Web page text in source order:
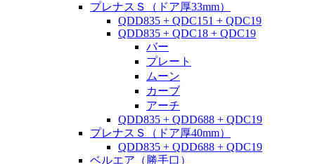
プレナスＳ（ドア厚33mm）
QDD835 + QDC151 + QDC19
QDD835 + QDC18 + QDC19
バー
プレート
ムーン
カーブ
アーチ
QDD835 + QDD688 + QDC19
プレナスＳ（ドア厚40mm）
QDD835 + QDD688 + QDC19
ベルエア（勝手口）